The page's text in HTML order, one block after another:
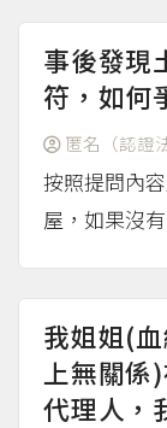
的情形，法
用人之間成
提到從未跟
事後發現
符，如何
匿名（認證
按照提問內
屋，如果沒
萬一對方提
第796條之1
於土地所有
我姐姐(
上無關係
代理人，